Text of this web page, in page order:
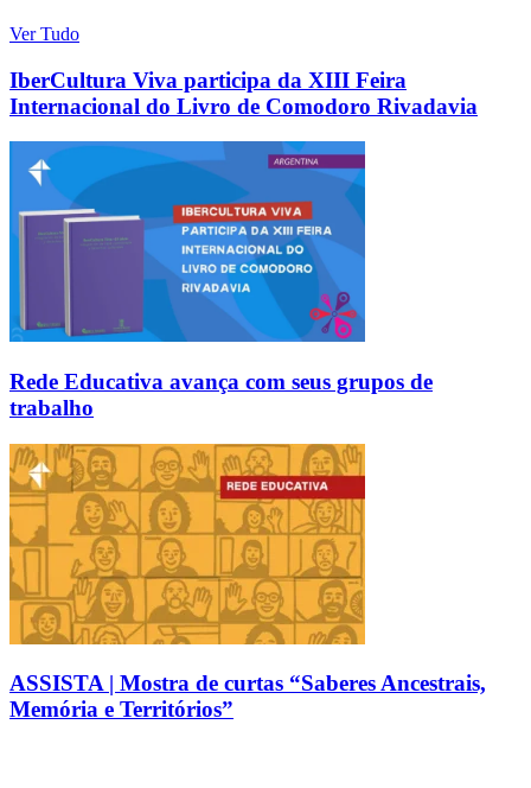
Ver Tudo
IberCultura Viva participa da XIII Feira
Internacional do Livro de Comodoro Rivadavia
Rede Educativa avança com seus grupos de
trabalho
ASSISTA | Mostra de curtas “Saberes Ancestrais,
Memória e Territórios”